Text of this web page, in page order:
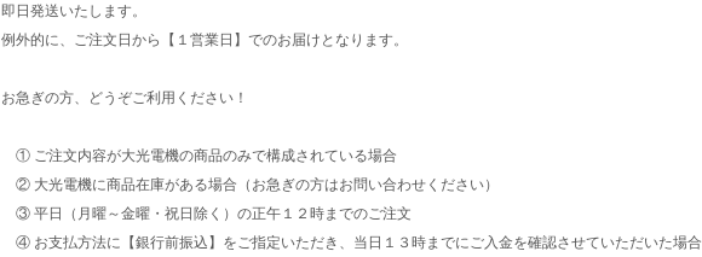
即日発送いたします。
例外的に、ご注文日から【１営業日】でのお届けとなります。
お急ぎの方、どうぞご利用ください！
① ご注文内容が大光電機の商品のみで構成されている場合
② 大光電機に商品在庫がある場合（お急ぎの方はお問い合わせください）
③ 平日（月曜～金曜・祝日除く）の正午１２時までのご注文
④ お支払方法に【銀行前振込】をご指定いただき、当日１３時までにご入金を確認させていただいた場合